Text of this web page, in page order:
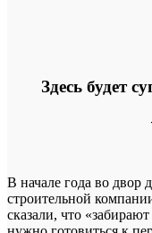
Здесь будет
В начале года во двор
строительной
сказали, что